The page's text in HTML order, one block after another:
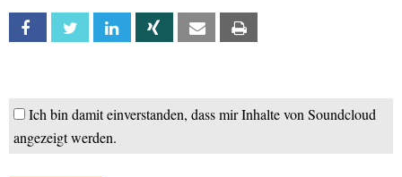
Facebook Twitter Linkedin Xing Email
Ich bin damit einverstanden, dass mir Inhalte von Soundcloud
angezeigt werden.